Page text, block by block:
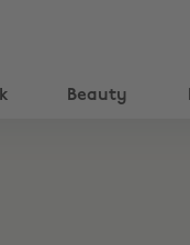
Beauty